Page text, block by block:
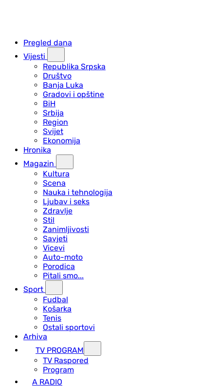
Pregled dana
Vijesti
Republika Srpska
Društvo
Banja Luka
Gradovi i opštine
BiH
Srbija
Region
Svijet
Ekonomija
Hronika
Magazin
Kultura
Scena
Nauka i tehnologija
Ljubav i seks
Zdravlje
Stil
Zanimljivosti
Savjeti
Vicevi
Auto-moto
Porodica
Pitali smo...
Sport
Fudbal
Košarka
Tenis
Ostali sportovi
Arhiva
TV PROGRAM
ТV Raspored
Program
A RADIO